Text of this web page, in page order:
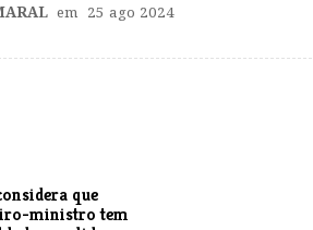
em 25 ago 2024
que
ministro tem